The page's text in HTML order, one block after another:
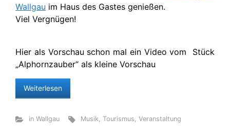
Wallgau im Haus des Gastes genießen.
Viel Vergnügen!
Hier als Vorschau schon mal ein Video vom Stück
„Alphornzauber“ als kleine Vorschau
Weiterlesen
in Wallgau Musik,Tourismus,Veranstaltung